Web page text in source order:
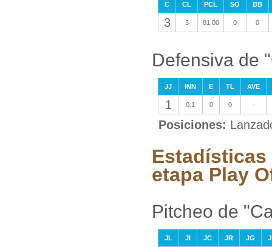
C CL PCL SO BB
3 3 81.00 0 0
Defensiva de
JJ INN E TL AVE
1 0.1 0 0 -
Posiciones:
Estadísticas
etapa Play
Pitcheo de
JL JI JC JR JG